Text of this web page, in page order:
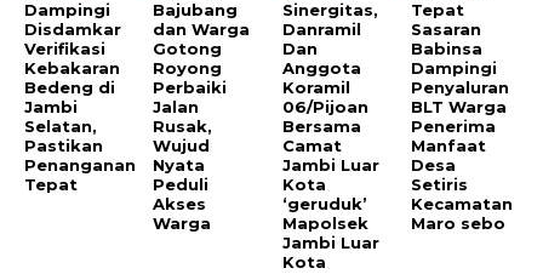
Dampingi
Disdamkar
Verifikasi
Kebakaran
Bedeng di
Jambi
Selatan,
Pastikan
Penanganan
Tepat
Bajubang
dan Warga
Gotong
Royong
Perbaiki
Jalan
Rusak,
Wujud
Nyata
Peduli
Akses
Warga
Sinergitas,
Danramil
Dan
Anggota
Koramil
06/Pijoan
Bersama
Camat
Jambi Luar
Kota
‘geruduk’
Mapolsek
Jambi Luar
Kota
Tepat
Sasaran
Babinsa
Dampingi
Penyaluran
BLT Warga
Penerima
Manfaat
Desa
Setiris
Kecamatan
Maro sebo